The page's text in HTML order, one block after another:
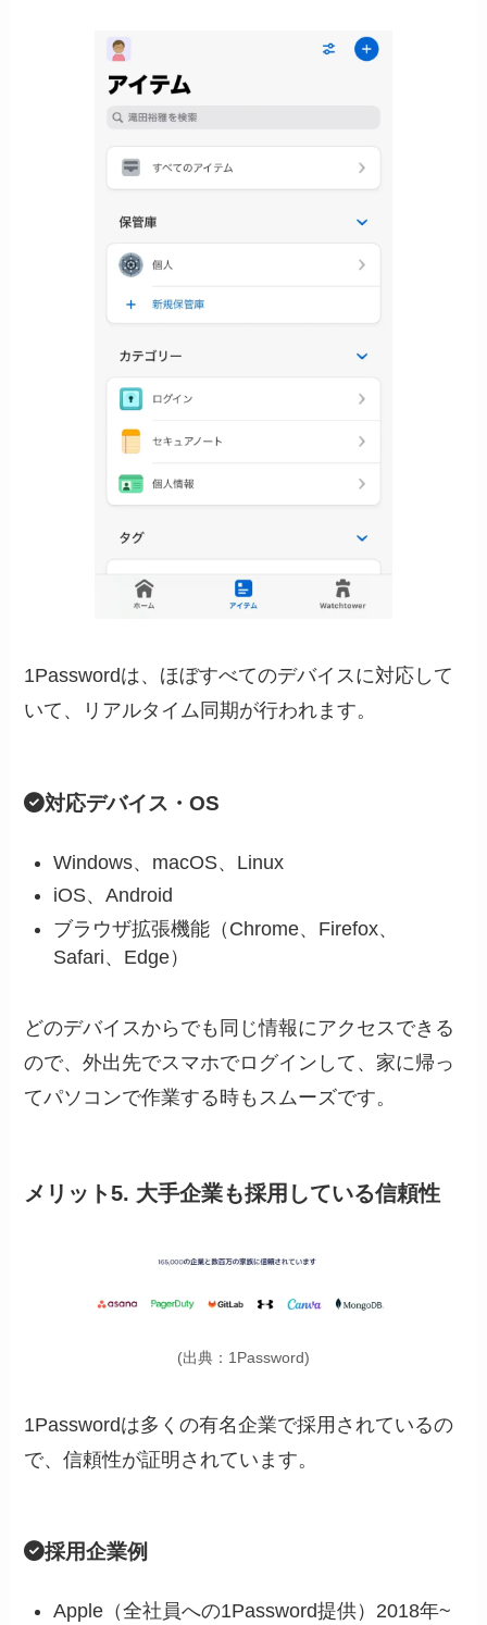
1Passwordは、ほぼすべてのデバイスに対応して
いて、リアルタイム同期が行われます。
対応デバイス・OS
Windows、macOS、Linux
iOS、Android
ブラウザ拡張機能（Chrome、Firefox、
Safari、Edge）
どのデバイスからでも同じ情報にアクセスできる
ので、外出先でスマホでログインして、家に帰っ
てパソコンで作業する時もスムーズです。
メリット5. 大手企業も採用している信頼性
(出典：1Password)
1Passwordは多くの有名企業で採用されているの
で、信頼性が証明されています。
採用企業例
Apple（全社員への1Password提供）2018年~